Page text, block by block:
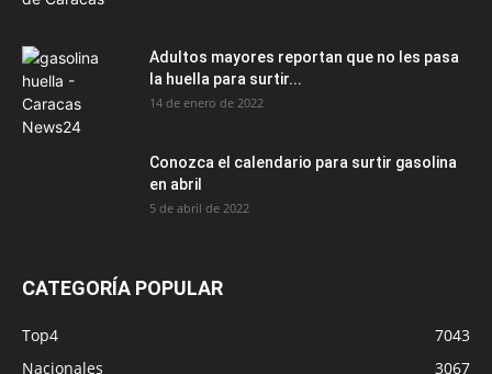
Adultos mayores reportan que no les pasa
la huella para surtir...
14 de enero de 2022
Conozca el calendario para surtir gasolina
en abril
5 de abril de 2022
CATEGORÍA POPULAR
Top4
7043
Nacionales
3067